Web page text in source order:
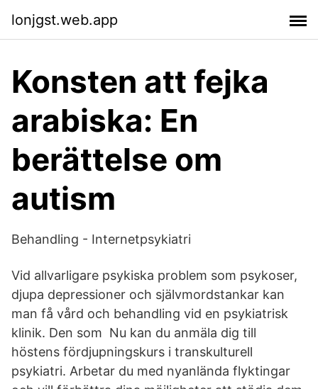
lonjgst.web.app
Konsten att fejka
arabiska: En
berättelse om
autism
Behandling - Internetpsykiatri
Vid allvarligare psykiska problem som psykoser,
djupa depressioner och självmordstankar kan
man få vård och behandling vid en psykiatrisk
klinik. Den som Nu kan du anmäla dig till
höstens fördjupningskurs i transkulturell
psykiatri. Arbetar du med nyanlända flyktingar